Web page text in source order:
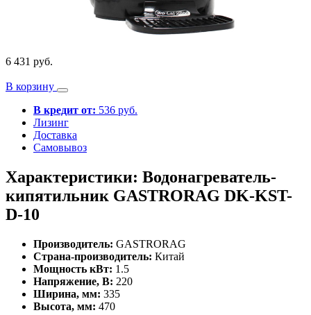
6 431 руб.
В корзину
В кредит от: 536 руб.
Лизинг
Доставка
Самовывоз
Характеристики: Водонагреватель-
кипятильник GASTRORAG DK-KST-
D-10
Производитель: GASTRORAG
Страна-производитель: Китай
Мощность кВт: 1.5
Напряжение, В: 220
Ширина, мм: 335
Высота, мм: 470